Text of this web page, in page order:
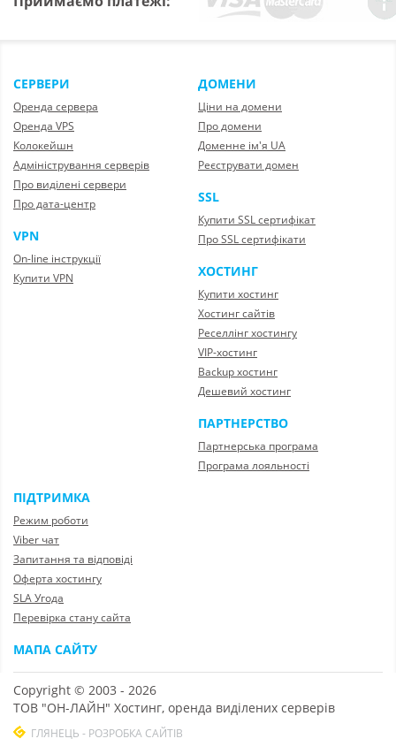
СЕРВЕРИ
Оренда сервера
Оренда VPS
Колокейшн
Адміністрування серверів
Про виділені сервери
Про дата-центр
VPN
On-line інструкції
Купити VPN
ДОМЕНИ
Ціни на домени
Про домени
Доменне ім'я UA
Реєструвати домен
SSL
Купити SSL сертифікат
Про SSL сертифікати
ХОСТИНГ
Купити хостинг
Хостинг сайтів
Реселлінг хостингу
VIP-хостинг
Backup хостинг
Дешевий хостинг
ПАРТНЕРСТВО
Партнерська програма
Програма лояльності
ПІДТРИМКА
Режим роботи
Viber чат
Запитання та відповіді
Оферта хостингу
SLA Угода
Перевірка стану сайта
МАПА САЙТУ
Copyright © 2003 - 2026
ТОВ "ОН-ЛАЙН" Хостинг, оренда виділених серверів
ГЛЯНЕЦЬ - РОЗРОБКА САЙТІВ